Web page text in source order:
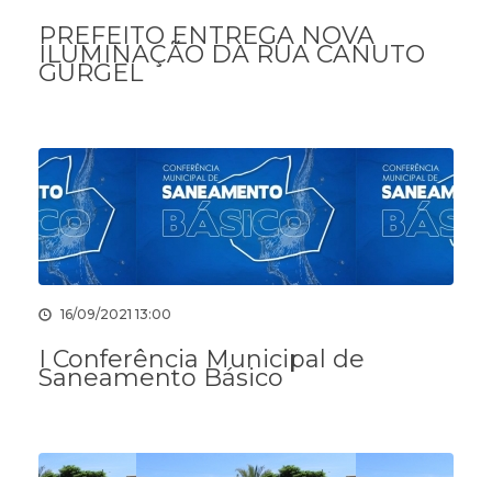
PREFEITO ENTREGA NOVA
ILUMINAÇÃO DA RUA CANUTO
GURGEL
16/09/2021 13:00
I Conferência Municipal de
Saneamento Básico